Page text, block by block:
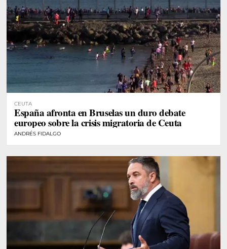
CEUTA
España afronta en Bruselas un duro debate
europeo sobre la crisis migratoria de Ceuta
ANDRÉS FIDALGO